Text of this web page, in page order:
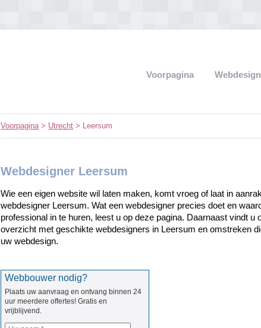
Voorpagina
Voorpagina> Utrecht > Leersum
Webdesigner Leersum
Wie een eigen website wil laten maken, komt vroeg of laat in
webdesigner Leersum. Wat een webdesigner precies doet en
professional in te huren, leest u op deze pagina. Daarnaast vindt u
overzicht met geschikte webdesigners in Leersum en omstreken
uw webdesign.